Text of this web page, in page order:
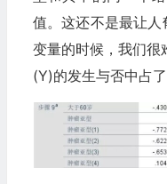
值。这还不是最让
变量的时候，我们很
(Y)的发生与否中占了